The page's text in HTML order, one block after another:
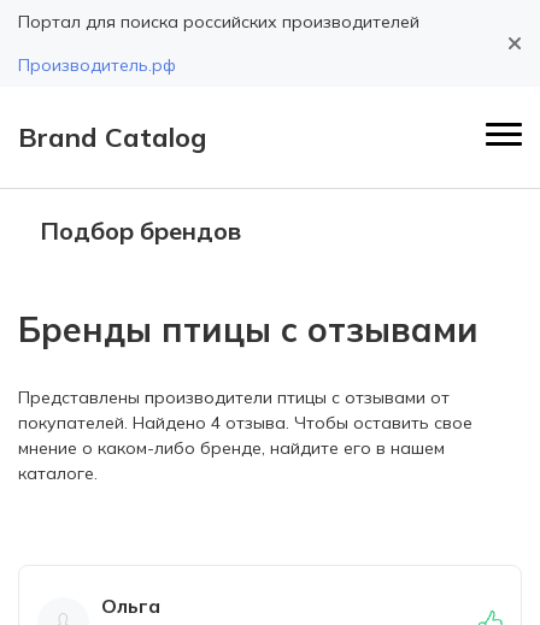
Портал для поиска российских производителей
Производитель.рф
Brand Catalog
Подбор брендов
Бренды птицы с отзывами
Представлены производители птицы с отзывами от
покупателей. Найдено 4 отзыва. Чтобы оставить свое
мнение о каком-либо бренде, найдите его в нашем
каталоге.
Ольга